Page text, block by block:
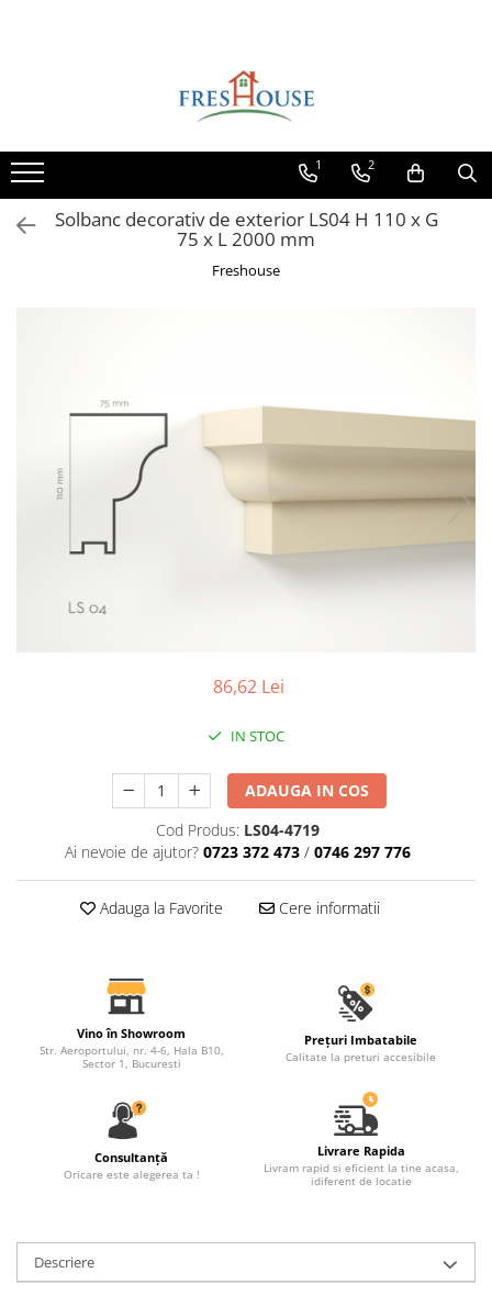
Profile decorative de exterior
Ancadramente Fereastra
Solbancuri Fereastra
Brâuri de exterior
Coloane de exterior
Panouri decorative de exterior tip
Profile decorative de interior
Cornișe de interior
Plinte de interior
Brâuri HARDEC
Pilaștri de interior
Coloane de interior
Capiteluri coloane
Inele coloane
Inele coloane
Piedestaluri coloane
Trunchiuri coloane
Semicoloane de interior
Baze semicoloane
Piedestaluri semicoloane
Trunchiuri semicoloane
1 2
Solbanc decorativ de exterior LS04 H 110 x G
75 x L 2000 mm
Freshouse
86,62 Lei
IN STOC
ADAUGA IN COS
Cod Produs: LS04-4719
Ai nevoie de ajutor? 0723 372 473 / 0746 297 776
Adauga la Favorite Cere informatii
Vino în Showroom
Str. Aeroportului, nr. 4-6, Hala B10,
Sector 1, Bucuresti
Prețuri Imbatabile
Calitate la preturi accesibile
Consultanță
Oricare este alegerea ta !
Livrare Rapida
Livram rapid si eficient la tine acasa,
idiferent de locatie
Descriere